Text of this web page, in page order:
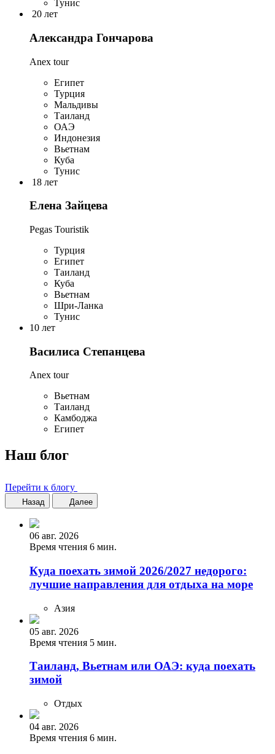
Тунис
20 лет
Александра Гончарова
Anex tour
Египет
Турция
Мальдивы
Таиланд
ОАЭ
Индонезия
Вьетнам
Куба
Тунис
18 лет
Елена Зайцева
Pegas Touristik
Турция
Египет
Таиланд
Куба
Вьетнам
Шри-Ланка
Тунис
10 лет
Василиса Степанцева
Anex tour
Вьетнам
Таиланд
Камбоджа
Египет
Наш блог
Перейти к блогу
Назад Далее
06 авг. 2026
Время чтения 6 мин.
Куда поехать зимой 2026/2027 недорого:
лучшие направления для отдыха на море
Азия
05 авг. 2026
Время чтения 5 мин.
Таиланд, Вьетнам или ОАЭ: куда поехать
зимой
Отдых
04 авг. 2026
Время чтения 6 мин.